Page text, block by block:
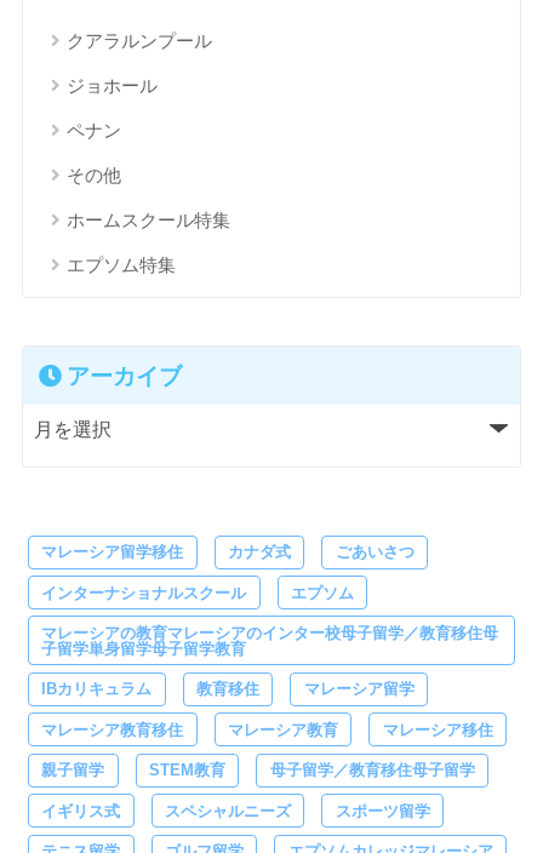
クアラルンプール
ジョホール
ペナン
その他
ホームスクール特集
エプソム特集
アーカイブ
マレーシア留学移住 カナダ式 ごあいさつ
インターナショナルスクール エプソム
マレーシアの教育マレーシアのインター校母子留学／教育移住母
子留学単身留学母子留学教育
IBカリキュラム 教育移住 マレーシア留学
マレーシア教育移住 マレーシア教育 マレーシア移住
親子留学 STEM教育 母子留学／教育移住母子留学
イギリス式 スペシャルニーズ スポーツ留学